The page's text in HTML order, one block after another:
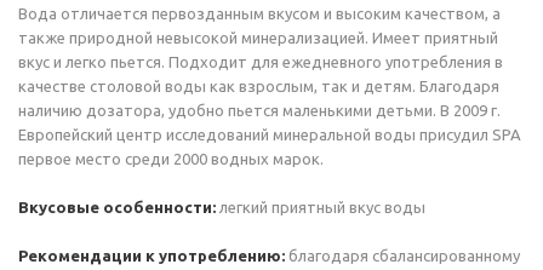
Вода отличается первозданным вкусом и высоким качеством, а
также природной невысокой минерализацией. Имеет приятный
вкус и легко пьется. Подходит для ежедневного употребления в
качестве столовой воды как взрослым, так и детям. Благодаря
наличию дозатора, удобно пьется маленькими детьми. В 2009 г.
Европейский центр исследований минеральной воды присудил SPA
первое место среди 2000 водных марок.
Вкусовые особенности: легкий приятный вкус воды
Рекомендации к употреблению: благодаря сбалансированному